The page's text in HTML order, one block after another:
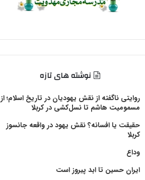
نوشته های تازه
روایتی ناگفته از نقش یهودیان در تاریخ اسلام؛ از
مسمومیت هاشم تا نسل‌کشی در کربلا
حقیقت یا افسانه؟‌ نقش یهود در واقعه جانسوز
کربلا
وداع
ایران حسین تا ابد پیروز است